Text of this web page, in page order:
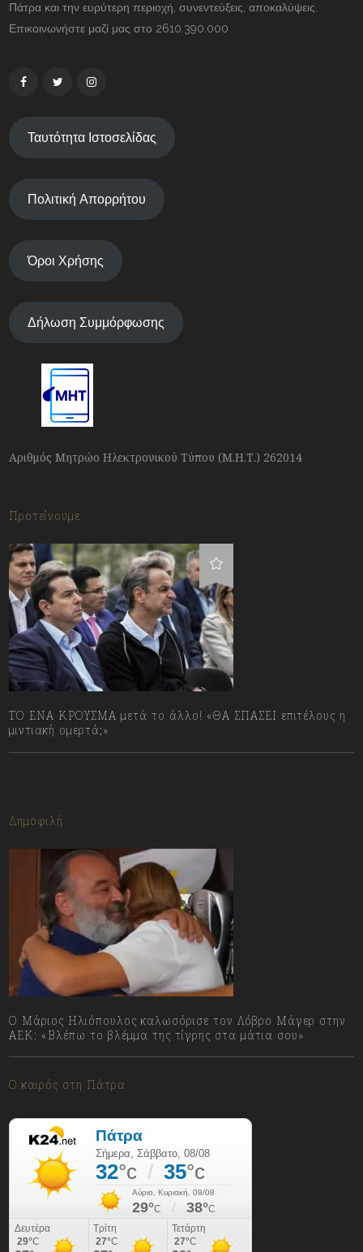
Πάτρα και την ευρύτερη περιοχή, συνεντεύξεις, αποκαλύψεις.
Επικοινωνήστε μαζί μας στο 2610.390.000
Ταυτότητα Ιστοσελίδας
Πολιτική Απορρήτου
Όροι Χρήσης
Δήλωση Συμμόρφωσης
Αριθμός Μητρώο Ηλεκτρονικού Τύπου (Μ.Η.Τ.) 262014
Προτείνουμε
ΤΟ ΕΝΑ ΚΡΟΥΣΜΑ μετά το άλλο! «ΘΑ ΣΠΑΣΕΙ επιτέλους η
μιντιακή ομερτά;»
Δημοφιλή
Ο Μάριος Ηλιόπουλος καλωσόρισε τον Λόβρο Μάγερ στην
ΑΕΚ: «Βλέπω το βλέμμα της τίγρης στα μάτια σου»
Ο καιρός στη Πάτρα